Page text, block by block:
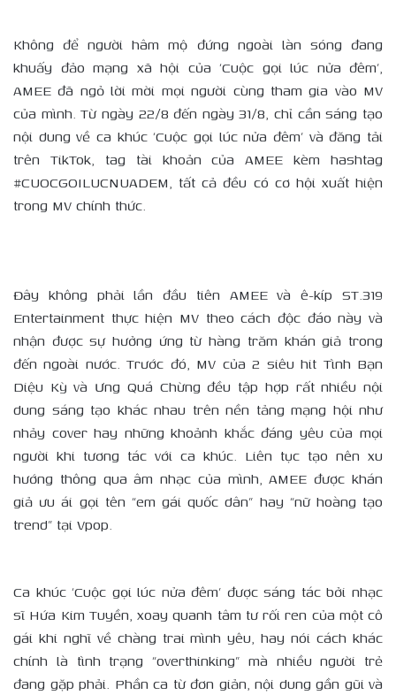
Không để người hâm mộ đứng ngoài làn sóng đang
khuấy đảo mạng xã hội của ‘Cuộc gọi lúc nửa đêm’,
AMEE đã ngỏ lời mời mọi người cùng tham gia vào MV
của mình. Từ ngày 22/8 đến ngày 31/8, chỉ cần sáng tạo
nội dung về ca khúc ‘Cuộc gọi lúc nửa đêm’ và đăng tải
trên TikTok, tag tài khoản của AMEE kèm hashtag
#CUOCGOILUCNUADEM, tất cả đều có cơ hội xuất hiện
trong MV chính thức.
Đây không phải lần đầu tiên AMEE và ê-kíp ST.319
Entertainment thực hiện MV theo cách độc đáo này và
nhận được sự hưởng ứng từ hàng trăm khán giả trong
đến ngoài nước. Trước đó, MV của 2 siêu hit Tình Bạn
Diệu Kỳ và Ưng Quá Chừng đều tập hợp rất nhiều nội
dung sáng tạo khác nhau trên nền tảng mạng hội như
nhảy cover hay những khoảnh khắc đáng yêu của mọi
người khi tương tác với ca khúc. Liên tục tạo nên xu
hướng thông qua âm nhạc của mình, AMEE được khán
giả ưu ái gọi tên “em gái quốc dân” hay “nữ hoàng tạo
trend” tại Vpop.
Ca khúc ‘Cuộc gọi lúc nửa đêm’ được sáng tác bởi nhạc
sĩ Hứa Kim Tuyền, xoay quanh tâm tư rối ren của một cô
gái khi nghĩ về chàng trai mình yêu, hay nói cách khác
chính là tình trạng “overthinking” mà nhiều người trẻ
đang gặp phải. Phần ca từ đơn giản, nội dung gần gũi và